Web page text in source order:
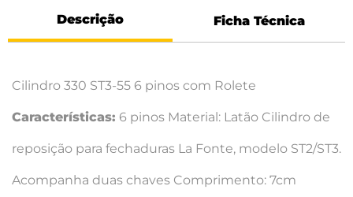
Descrição Ficha Técnica
Cilindro 330 ST3-55 6 pinos com Rolete
Características: 6 pinos Material: Latão Cilindro de
reposição para fechaduras La Fonte, modelo ST2/ST3.
Acompanha duas chaves Comprimento: 7cm